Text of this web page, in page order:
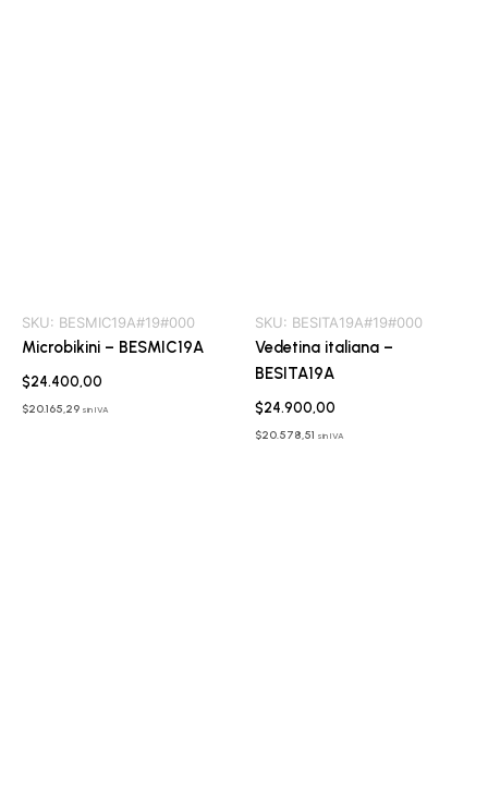
SKU: BESMIC19A#19#000
Microbikini – BESMIC19A
$24.400,00
$20.165,29 sin IVA
SKU: BESITA19A#19#000
Vedetina italiana –
BESITA19A
$24.900,00
$20.578,51 sin IVA